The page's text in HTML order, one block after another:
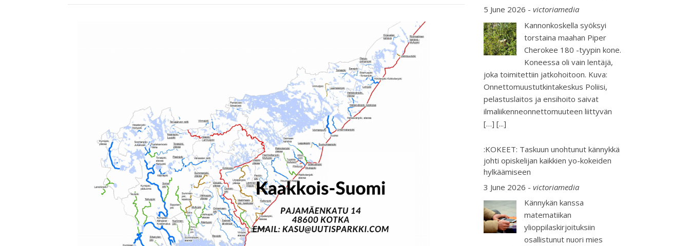
5 June 2026 - victoriamedia
Kannonkoskella syöksyi
torstaina maahan Piper
Cherokee 180 -tyypin kone.
Koneessa oli vain lentäjä,
joka toimitettiin jatkohoitoon. Kuva:
Onnettomuustutkintakeskus Poliisi,
pelastuslaitos ja ensihoito saivat
ilmaliikenneonnettomuuteen liittyvän
[…] [...]
:KOKEET: Taskuun unohtunut kännykkä
johti opiskelijan kaikkien yo-kokeiden
hylkäämiseen
3 June 2026 - victoriamedia
Kännykän kanssa
matematiikan
ylioppilaskirjoituksiin
osallistunut nuori mies